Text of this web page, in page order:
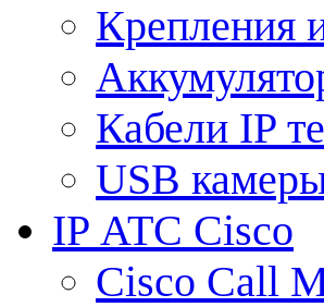
Крепления
Кабели IP
USB
IP АТС Cisco
Cisco Call